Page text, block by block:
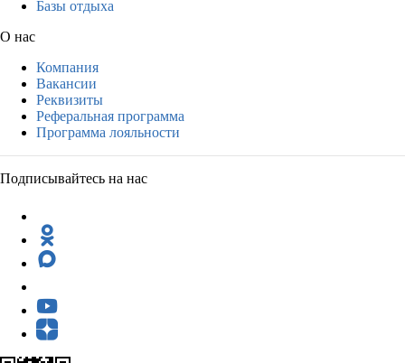
Базы отдыха
О нас
Компания
Вакансии
Реквизиты
Реферальная программа
Программа лояльности
Подписывайтесь на нас